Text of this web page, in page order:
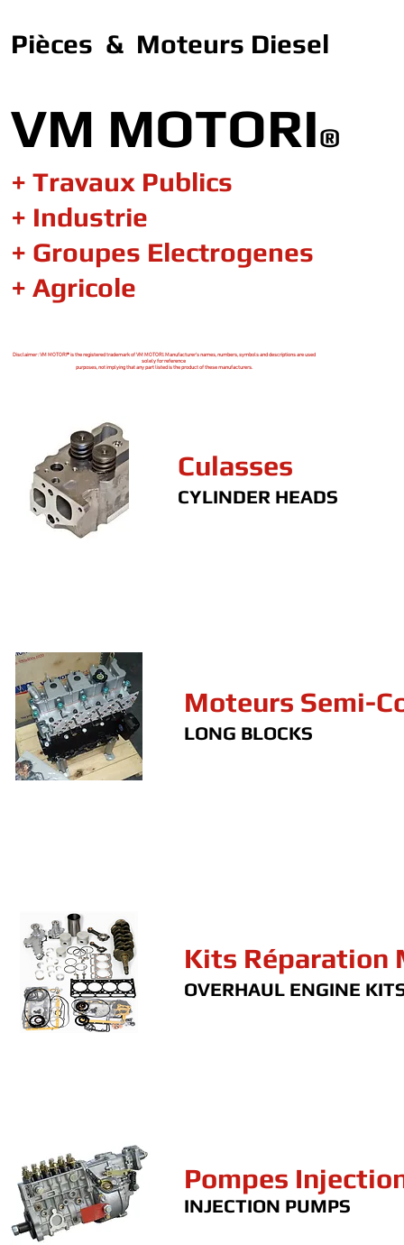
Pièces & Moteurs Diesel
VM MOTORI®
+ Travaux Publics
+ Industrie
+ Groupes Electrogenes
+ Agricole
Disclaimer : VM MOTORI® is the registered trademark of VM MOTORI. Manufacturer's names, numbers, symbols and descriptions are used
solely for reference
purposes, not implying that any part listed is the product of these manufacturers.
Culasses
CYLINDER HEADS
Moteurs Semi-
LONG BLOCKS
Kits Réparation
OVERHAUL ENGINE
Pompes
INJECTION PUMPS